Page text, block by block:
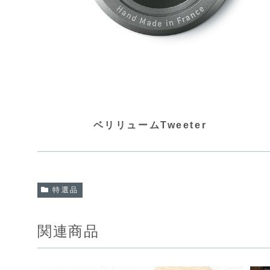
ベリリュームTweeter
特選品
関連商品